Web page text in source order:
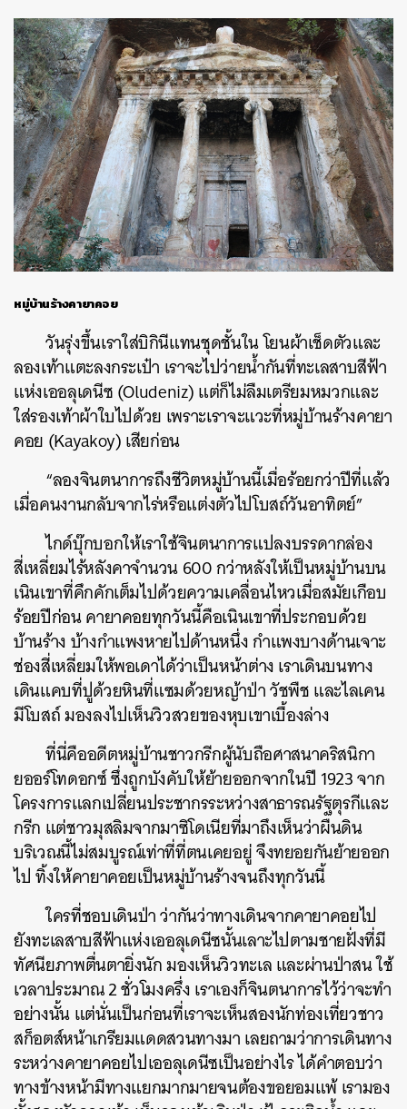
หมู่บ้านร้างคายาคอย
วันรุ่งขึ้นเราใส่บิกินีแทนชุดชั้นใน โยนผ้าเช็ดตัวและ
ลองเท้าแตะลงกระเป๋า เราจะไปว่ายน้ำกันที่ทะเลสาบสีฟ้า
แห่งเออลุเดนีซ (Oludeniz) แต่ก็ไม่ลืมเตรียมหมวกและ
ใส่รองเท้าผ้าใบไปด้วย เพราะเราจะแวะที่หมู่บ้านร้างคายา
คอย (Kayakoy) เสียก่อน
“ลองจินตนาการถึงชีวิตหมู่บ้านนี้เมื่อร้อยกว่าปีที่แล้ว
เมื่อคนงานกลับจากไร่หรือแต่งตัวไปโบสถ์วันอาทิตย์”
ไกด์บุ๊กบอกให้เราใช้จินตนาการแปลงบรรดากล่อง
สี่เหลี่ยมไร้หลังคาจำนวน 600 กว่าหลังให้เป็นหมู่บ้านบน
เนินเขาที่คึกคักเต็มไปด้วยความเคลื่อนไหวเมื่อสมัยเกือบ
ร้อยปีก่อน คายาคอยทุกวันนี้คือเนินเขาที่ประกอบด้วย
บ้านร้าง บ้างกำแพงหายไปด้านหนึ่ง กำแพงบางด้านเจาะ
ช่องสี่เหลี่ยมให้พอเดาได้ว่าเป็นหน้าต่าง เราเดินบนทาง
เดินแคบที่ปูด้วยหินที่แซมด้วยหญ้าป่า วัชพืช และไลเคน
มีโบสถ์ มองลงไปเห็นวิวสวยของหุบเขาเบื้องล่าง
ที่นี่คืออดีตหมู่บ้านชาวกรีกผู้นับถือศาสนาคริสนิกา
ยออร์โทดอกซ์ ซึ่งถูกบังคับให้ย้ายออกจากในปี 1923 จาก
โครงการแลกเปลี่ยนประชากรระหว่างสาธารณรัฐตุรกีและ
กรีก แต่ชาวมุสลิมจากมาซิโดเนียที่มาถึงเห็นว่าผืนดิน
บริเวณนี้ไม่สมบูรณ์เท่าที่ที่ตนเคยอยู่ จึงทยอยกันย้ายออก
ไป ทิ้งให้คายาคอยเป็นหมู่บ้านร้างจนถึงทุกวันนี้
ใครที่ชอบเดินป่า ว่ากันว่าทางเดินจากคายาคอยไป
ยังทะเลสาบสีฟ้าแห่งเออลุเดนีซนั้นเลาะไปตามชายฝั่งที่มี
ทัศนียภาพตื่นตายิ่งนัก มองเห็นวิวทะเล และผ่านป่าสน ใช้
เวลาประมาณ 2 ชั่วโมงครึ่ง เราเองก็จินตนาการไว้ว่าจะทำ
อย่างนั้น แต่นั่นเป็นก่อนที่เราจะเห็นสองนักท่องเที่ยวชาว
สก็อตส์หน้าเกรียมแดดสวนทางมา เลยถามว่าการเดินทาง
ระหว่างคายาคอยไปเออลุเดนีซเป็นอย่างไร ได้คำตอบว่า
ทางข้างหน้ามีทางแยกมากมายจนต้องขอยอมแพ้ เรามอง
ค้นหา
SHARE TWEET LINE EMAIL